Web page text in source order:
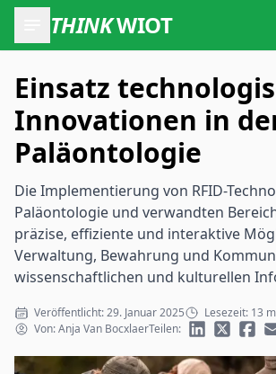
THINKWIOT
Einsatz
Innovationen in
Paläontologie
Die Implementierung von RFID-
Paläontologie und verwandten
präzise, effiziente und interaktive
Verwaltung, Bewahrung und
wissenschaftlichen und kulturellen
Veröffentlicht: 29. Januar 2025
Lesezeit: 13
Von: Anja Van BocxlaerTeilen: